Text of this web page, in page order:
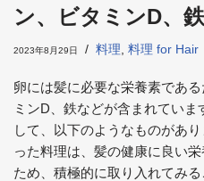
ン、ビタミンD、
2023年8月29日 料理 料理 for Hair
卵には髪に必要な栄養素であ
ミンD、鉄などが含まれてい
して、以下のようなものがあ
った料理は、髪の健康に良い
ため、積極的に取り入れてみる